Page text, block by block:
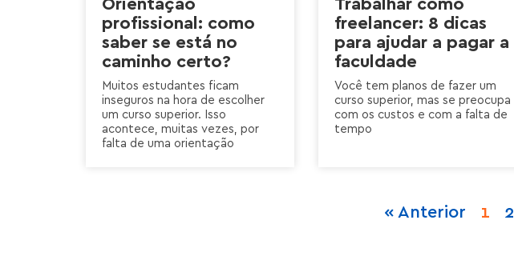
Orientação
profissional: como
saber se está no
caminho certo?
Muitos estudantes ficam
inseguros na hora de escolher
um curso superior. Isso
acontece, muitas vezes, por
falta de uma orientação
Trabalhar como
freelancer: 8 dicas
para ajudar a pagar a
faculdade
Você tem planos de fazer um
curso superior, mas se preocupa
com os custos e com a falta de
tempo
« Anterior 1 2